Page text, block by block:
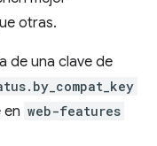
otras.
de una clave de
en web-features